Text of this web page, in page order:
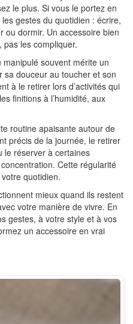
le plus. Si vous le portez en
gestes du quotidien : écrire,
ou dormir. Un accessoire bien
les compliquer.
manipulé souvent mérite un
sa douceur au toucher et son
à le retirer lors d’activités qui
finitions à l’humidité, aux
routine apaisante autour de
précis de la journée, le retirer
le réserver à certaines
Cette régularité
quotidien.
mieux quand ils restent
votre manière de vivre. En
gestes, à votre style et à vos
un accessoire en vrai